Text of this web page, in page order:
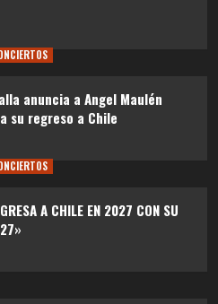
anuncia a Angel Maulén
su regreso a Chile
A CHILE EN 2027 CON SU